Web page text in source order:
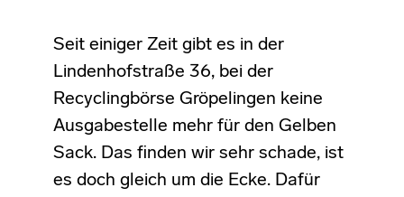
Seit einiger Zeit gibt es in der
Lindenhofstraße 36, bei der
Recyclingbörse Gröpelingen keine
Ausgabestelle mehr für den Gelben
Sack. Das finden wir sehr schade, ist
es doch gleich um die Ecke. Dafür